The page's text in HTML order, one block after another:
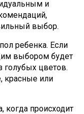
и
выбор.
ребенка. Если
выбором будет
голубых цветов.
красные или
когда происходит